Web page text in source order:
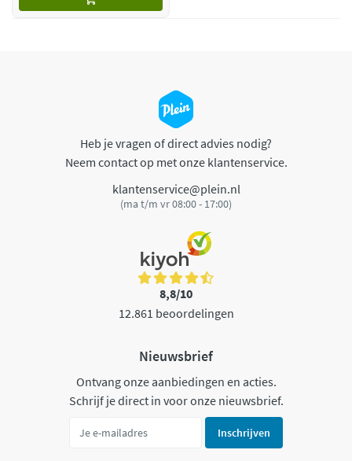
Heb je vragen of direct advies nodig?
Neem contact op met onze klantenservice.
klantenservice@plein.nl
(ma t/m vr 08:00 - 17:00)
8,8/10
12.861 beoordelingen
Nieuwsbrief
Ontvang onze aanbiedingen en acties.
Schrijf je direct in voor onze nieuwsbrief.
Inschrijven